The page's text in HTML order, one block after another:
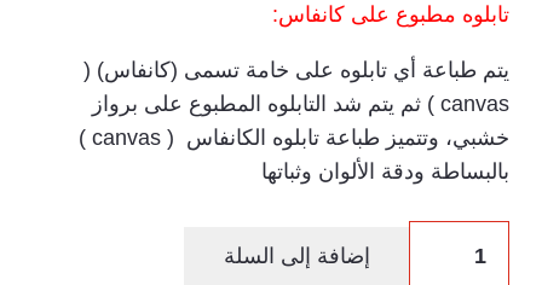
تابلوه مطبوع على كانفاس:
يتم طباعة أي تابلوه على خامة تسمى (كانفاس) (
canvas ) ثم يتم شد التابلوه المطبوع على برواز
خشبي، وتتميز طباعة تابلوه الكانفاس ( canvas )
بالبساطة ودقة الألوان وثباتها
كانفاس
إضافة إلى السلة